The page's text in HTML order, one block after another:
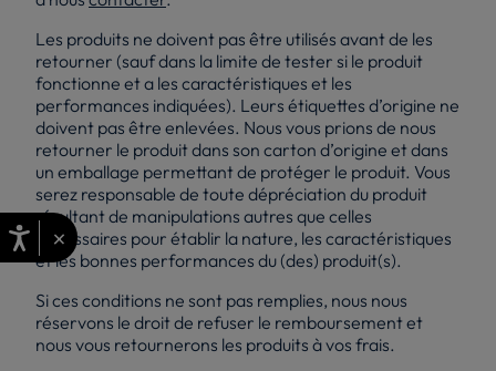
Les produits ne doivent pas être utilisés avant de les
retourner (sauf dans la limite de tester si le produit
fonctionne et a les caractéristiques et les
performances indiquées). Leurs étiquettes d’origine ne
doivent pas être enlevées. Nous vous prions de nous
retourner le produit dans son carton d’origine et dans
un emballage permettant de protéger le produit. Vous
serez responsable de toute dépréciation du produit
résultant de manipulations autres que celles
nécessaires pour établir la nature, les caractéristiques
et les bonnes performances du (des) produit(s).
Si ces conditions ne sont pas remplies, nous nous
réservons le droit de refuser le remboursement et
nous vous retournerons les produits à vos frais.
×